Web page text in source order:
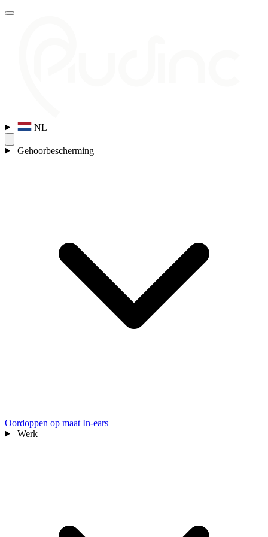
NL
Gehoorbescherming
Oordoppen op maat In-ears
Werk